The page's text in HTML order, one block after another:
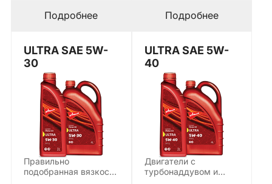
для…Подробнее
рекомендация…
Подробнее
ULTRA SAE 5W-
30
Правильно
подобранная вязкость
ULTRA SAE 5W-
40
Двигатели с
турбонаддувом и